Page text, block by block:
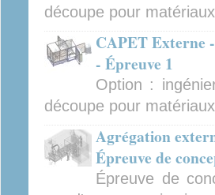
découpe pour
CAPET Externe
- Épreuve 1
Option :
découpe pour
Agrégation
Épreuve de
Épreuve de